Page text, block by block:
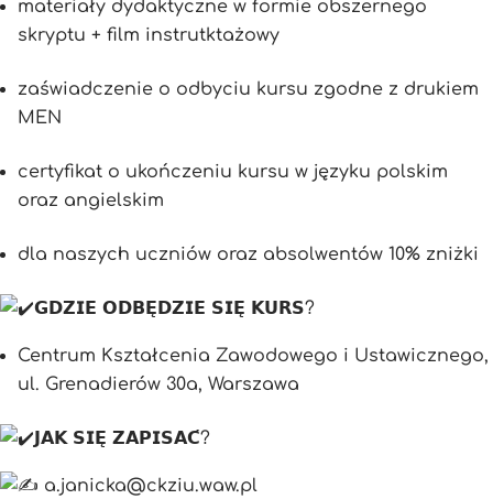
materiały dydaktyczne w formie obszernego
skryptu + film instrutktażowy
zaświadczenie o odbyciu kursu zgodne z drukiem
MEN
certyfikat o ukończeniu kursu w języku polskim
oraz angielskim
dla naszych uczniów oraz absolwentów 10% zniżki
𝗚𝗗𝗭𝗜𝗘 𝗢𝗗𝗕𝗘̨𝗗𝗭𝗜𝗘 𝗦𝗜𝗘̨ 𝗞𝗨𝗥𝗦?
Centrum Kształcenia Zawodowego i Ustawicznego,
ul. Grenadierów 30a, Warszawa
𝗝𝗔𝗞 𝗦𝗜𝗘̨ 𝗭𝗔𝗣𝗜𝗦𝗔𝗖́?
a.janicka@ckziu.waw.pl